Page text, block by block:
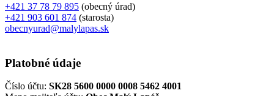
+421 37 78 79 895 (obecný úrad)
+421 903 601 874 (starosta)
obecnyurad@malylapas.sk
Platobné údaje
Číslo účtu: SK28 5600 0000 0008 5462 4001